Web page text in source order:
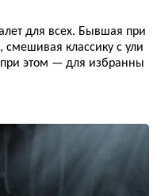
для всех. Бывшая при
смешивая классику с ули
этом — для избранны